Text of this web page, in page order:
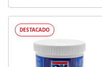
DESTACADO